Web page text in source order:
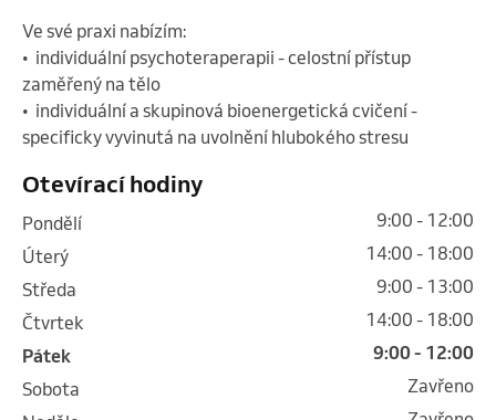
Ve své praxi nabízím:
•  individuální psychoteraperapii - celostní přístup
zaměřený na tělo
•  individuální a skupinová bioenergetická cvičení -
specificky vyvinutá na uvolnění hlubokého stresu
Otevírací hodiny
pondělí
9:00 - 12:00
úterý
14:00 - 18:00
středa
9:00 - 13:00
čtvrtek
14:00 - 18:00
pátek
9:00 - 12:00
sobota
Zavřeno